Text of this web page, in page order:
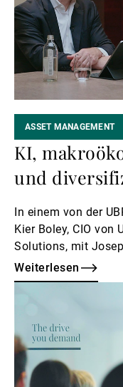
ASSET MANAGEMENT
KI,
und
In einem von der
Kier Boley, CIO von
Solutions, mit
Gesellschafter bei
derzeit die
Aufstieg der
Herausforderung,
Weiterlesen